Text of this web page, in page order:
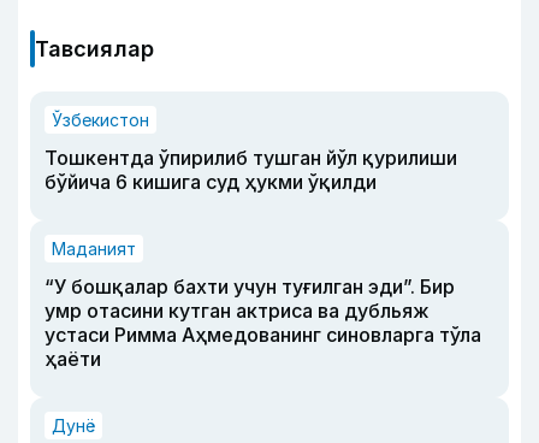
Тавсиялар
Ўзбекистон
Тошкентда ўпирилиб тушган йўл қурилиши
бўйича 6 кишига суд ҳукми ўқилди
Маданият
“У бошқалар бахти учун туғилган эди”. Бир
умр отасини кутган актриса ва дубльяж
устаси Римма Аҳмедованинг синовларга тўла
ҳаёти
Дунё